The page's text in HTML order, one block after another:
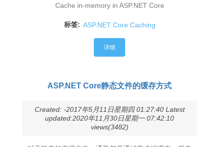
Cache in-memory in ASP.NET Core
标签: ASP.NET Core Caching
详细
ASP.NET Core静态文件的缓存方式
Created: -2017年5月11日星期四 01:27:40 Latest
updated:2020年11月30日星期一 07:42:10
views(3482)